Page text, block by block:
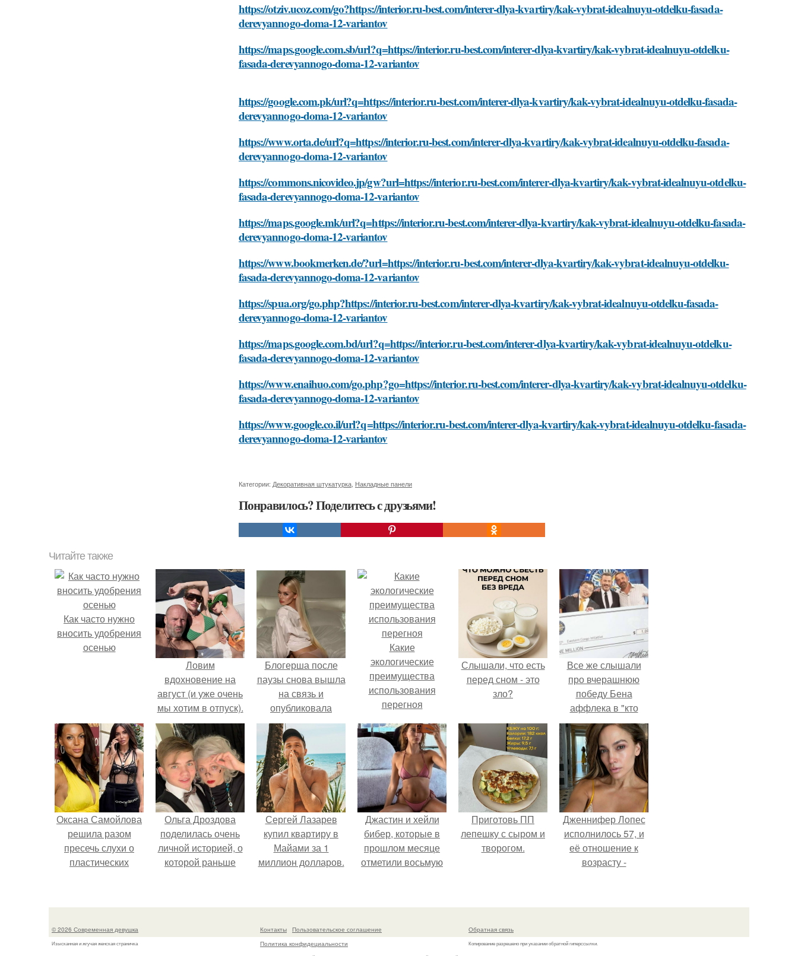
https://otziv.ucoz.com/go?https://interior.ru-best.com/interer-dlya-kvartiry/kak-vybrat-idealnuyu-otdelku-fasada-
derevyannogo-doma-12-variantov
https://maps.google.com.sb/url?q=https://interior.ru-best.com/interer-dlya-kvartiry/kak-vybrat-idealnuyu-otdelku-
fasada-derevyannogo-doma-12-variantov
https://google.com.pk/url?q=https://interior.ru-best.com/interer-dlya-kvartiry/kak-vybrat-idealnuyu-otdelku-fasada-
derevyannogo-doma-12-variantov
https://www.orta.de/url?q=https://interior.ru-best.com/interer-dlya-kvartiry/kak-vybrat-idealnuyu-otdelku-fasada-
derevyannogo-doma-12-variantov
https://commons.nicovideo.jp/gw?url=https://interior.ru-best.com/interer-dlya-kvartiry/kak-vybrat-idealnuyu-otdelku-
fasada-derevyannogo-doma-12-variantov
https://maps.google.mk/url?q=https://interior.ru-best.com/interer-dlya-kvartiry/kak-vybrat-idealnuyu-otdelku-fasada-
derevyannogo-doma-12-variantov
https://www.bookmerken.de/?url=https://interior.ru-best.com/interer-dlya-kvartiry/kak-vybrat-idealnuyu-otdelku-
fasada-derevyannogo-doma-12-variantov
https://spua.org/go.php?https://interior.ru-best.com/interer-dlya-kvartiry/kak-vybrat-idealnuyu-otdelku-fasada-
derevyannogo-doma-12-variantov
https://maps.google.com.bd/url?q=https://interior.ru-best.com/interer-dlya-kvartiry/kak-vybrat-idealnuyu-otdelku-
fasada-derevyannogo-doma-12-variantov
https://www.enaihuo.com/go.php?go=https://interior.ru-best.com/interer-dlya-kvartiry/kak-vybrat-idealnuyu-otdelku-
fasada-derevyannogo-doma-12-variantov
https://www.google.co.il/url?q=https://interior.ru-best.com/interer-dlya-kvartiry/kak-vybrat-idealnuyu-otdelku-fasada-
derevyannogo-doma-12-variantov
Категории: Декоративная штукатурка Накладные панели
Понравилось? Поделитесь с друзьями!
Читайте также
Как часто нужно
вносить удобрения
осенью
Ловим
вдохновение на
август (и уже очень
мы хотим в отпуск).
Блогерша после
паузы снова вышла
на связь и
опубликовала
свежую серию
кадров из спальни.
Какие
экологические
преимущества
использования
перегноя
Слышали, что есть
перед сном - это
зло?
Все же слышали
про вчерашнюю
победу Бена
аффлека в "кто
хочет стать
миллионером?
Оксана Самойлова
решила разом
пресечь слухи о
пластических
прояснила
Ольга Дроздова
поделилась очень
личной историей, о
которой раньше
Сергей Лазарев
купил квартиру в
Майами за 1
миллион долларов.
Джастин и хейли
бибер, которые в
прошлом месяце
отметили восьмую
новые фото с
Приготовь ПП
лепешку с сыром и
творогом.
Дженнифер Лопес
исполнилось 57, и
её отношение к
возрасту -
уверенности: "не
для 57.
© 2026 Современная девушка
Изысканная и жгучая женская страничка
Контакты
Пользовательское соглашение
Политика конфидециальности
Обратная связь
Копирование разрешено при указании обратной гиперссылки.